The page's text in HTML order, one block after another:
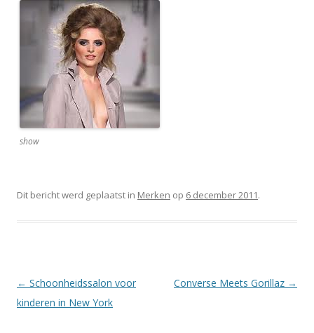
show
Dit bericht werd geplaatst in Merken op 6 december 2011.
Berichtnavigatie
← Schoonheidssalon voor
kinderen in New York
Converse Meets Gorillaz →